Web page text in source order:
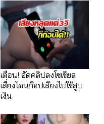
เตือน! อัดคลิปลงโซเชียล
เสี่ยงโดนก๊อปเสียงไปใช้สูบ
เงิน